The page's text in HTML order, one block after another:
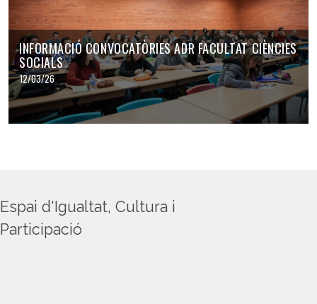
INFORMACIÓ CONVOCATÒRIES ADR FACULTAT CIÈNCIES
SOCIALS
12/03/26
Espai d'Igualtat, Cultura i
Participació